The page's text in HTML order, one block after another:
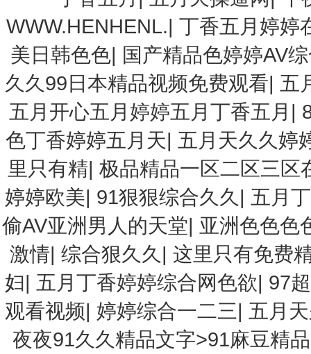
WWW.HENHENL.|丁香五月婷婷
美日韩色色| 国产精品色婷婷AV
久久99日本精品视频免费观看| 五
五月开心五月婷婷五月丁香五月 |
色丁香婷婷五月天| 五月天久久婷
里只有精| 极品精品一区二区三区
婷婷欧美| 91狠狠综合久久 | 五月
偷AV亚洲男人的天堂| 亚洲色色色
激情|综合狠久久 |这里只有免费
妇| 五月丁香婷婷综合网色欲| 97
观看视频| 婷婷综合一二三| 五月
夜夜91久久精品文字>91麻豆精